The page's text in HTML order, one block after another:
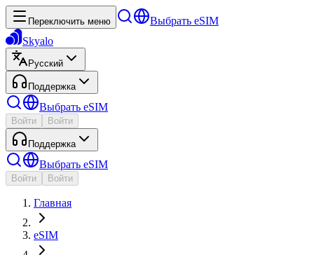
Переключить меню
Выбрать eSIM
Skyalo
Русский
Поддержка
Выбрать eSIM
Войти Войти
Поддержка
Выбрать eSIM
Войти Войти
Главная
eSIM